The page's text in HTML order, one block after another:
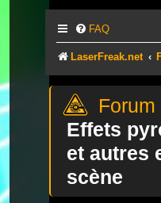
FAQ
LaserFreak.net
Effets
et autres
scène